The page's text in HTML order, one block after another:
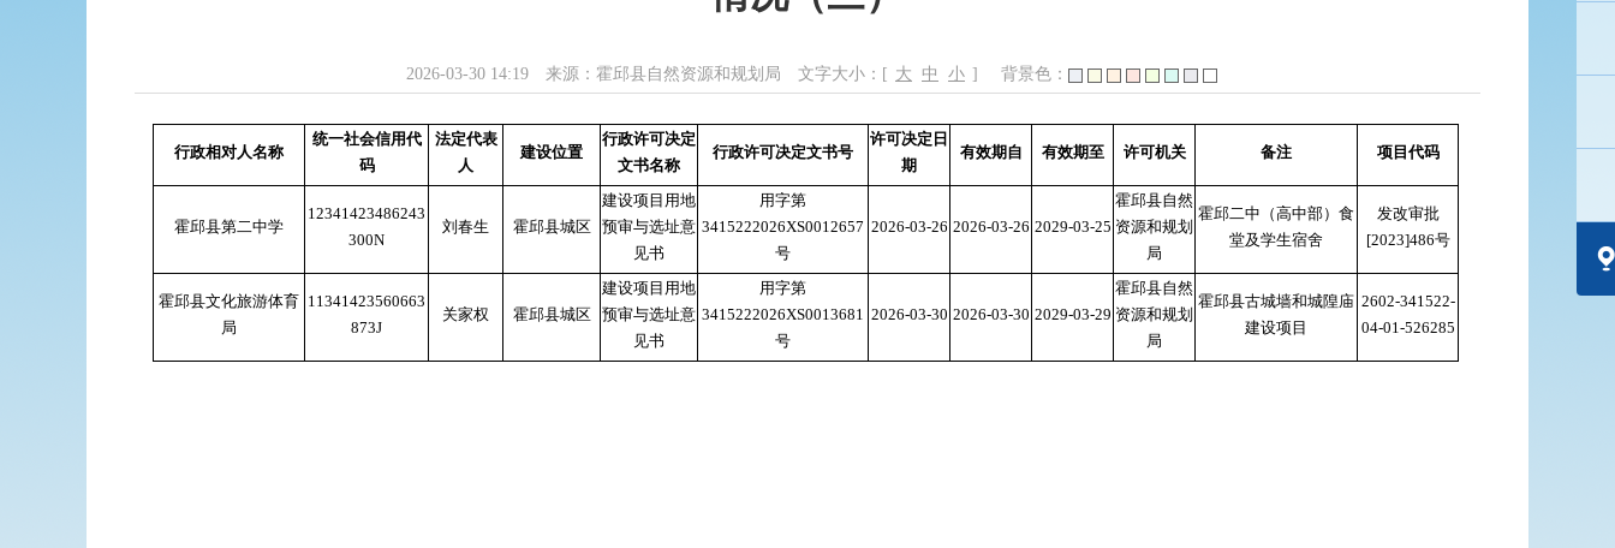
2026-03-30 14:19 来源：霍邱县自然资源和规划局 文字大小：[ 大 中 小 ] 背景色：
行政相对人名称
统一社会信用代
码
法定代表
人
建设位置
行政许可决定
文书名称
行政许可决定文书号
许可决定日
期
有效期自 有效期至 许可机关 备注 项目代码
霍邱县第二中学
12341423486243
300N
刘春生 霍邱县城区
建设项目用地
预审与选址意
见书
用字第
3415222026XS0012657
号
2026-03-26 2026-03-26 2029-03-25
霍邱县自然
资源和规划
局
霍邱二中（高中部）食
堂及学生宿舍
发改审批
[2023]486号
霍邱县文化旅游体育
局
11341423560663
873J
关家权 霍邱县城区
建设项目用地
预审与选址意
见书
用字第
3415222026XS0013681
号
2026-03-30 2026-03-30 2029-03-29
霍邱县自然
资源和规划
局
霍邱县古城墙和城隍庙
建设项目
2602-341522-
04-01-526285